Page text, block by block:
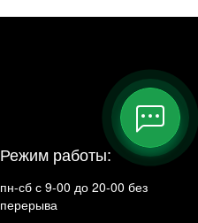
Режим работы:
пн-сб с 9-00 до 20-00 без
перерыва